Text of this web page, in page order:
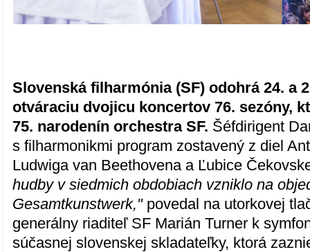
Slovenská filharmónia (SF) odohrá 24. a
otváraciu dvojicu koncertov 76. sezóny,
75. narodenín orchestra SF. Šéfdirigent
s filharmonikmi program zostavený z diel
Ludwiga van Beethovena a Ľubice
hudby v siedmich obdobiach vzniklo na
Gesamtkunstwerk,"povedal na utorkovej
generálny riaditeľ SF Marián Turner k
súčasnej slovenskej skladateľky, ktorá